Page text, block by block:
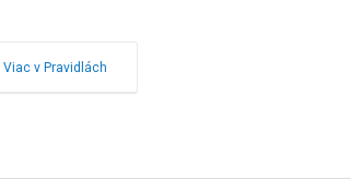
Viac v Pravidlách